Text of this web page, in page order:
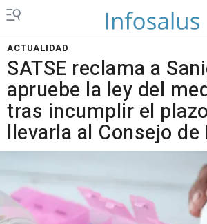
ACTUALIDAD
SATSE reclama a
apruebe la ley del
tras incumplir el
llevarla al Consejo